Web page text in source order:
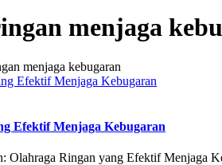
menjaga
menjaga kebugaran
Efektif Menjaga Kebugaran
Olahraga Ringan yang Efektif Menjaga